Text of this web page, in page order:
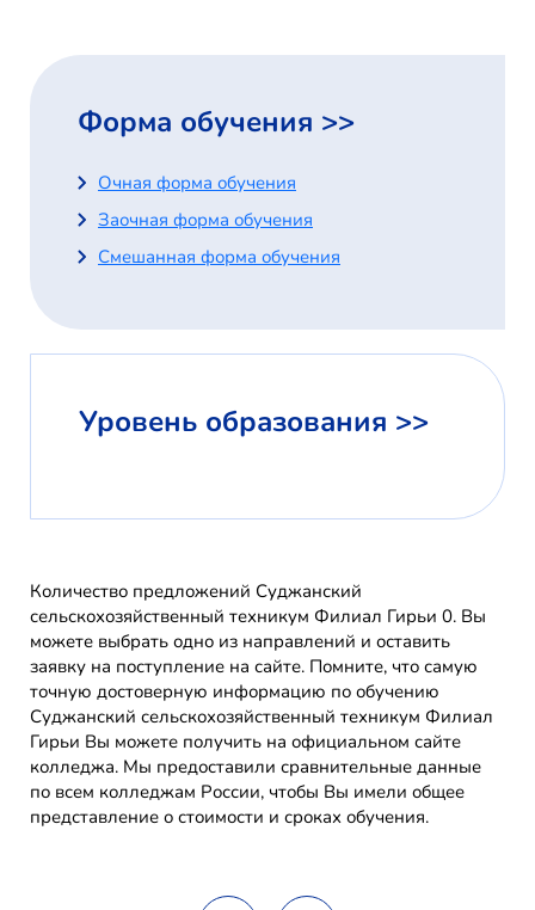
Форма обучения >>
Очная форма обучения
Заочная форма обучения
Смешанная форма обучения
Уровень образования >>
Количество предложений Суджанский
сельскохозяйственный техникум Филиал Гирьи 0. Вы
можете выбрать одно из направлений и оставить
заявку на поступление на сайте. Помните, что самую
точную достоверную информацию по обучению
Суджанский сельскохозяйственный техникум Филиал
Гирьи Вы можете получить на официальном сайте
колледжа. Мы предоставили сравнительные данные
по всем колледжам России, чтобы Вы имели общее
представление о стоимости и сроках обучения.